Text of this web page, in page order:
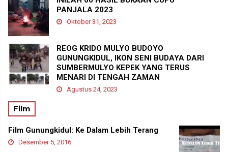
PANJALA 2023
Oktober 31, 2023
REOG KRIDO MULYO BUDOYO
GUNUNGKIDUL, IKON SENI BUDAYA DARI
SUMBERMULYO KEPEK YANG TERUS
MENARI DI TENGAH ZAMAN
Agustus 24, 2023
Film
Film Gunungkidul: Ke Dalam Lebih Terang
Desember 5, 2016